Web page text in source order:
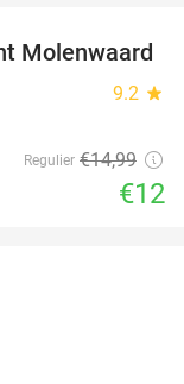
20%
Molenwaard
9.2 star
Regulier €14,99
€12